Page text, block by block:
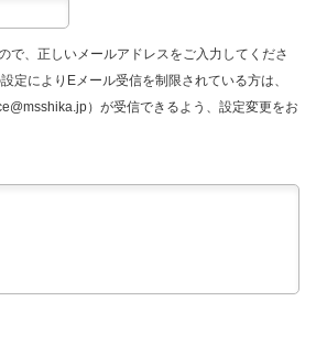
で、正しいメールアドレスをご入力してくださ
定によりEメール受信を制限されている方は、
）が受信できるよう、設定変更をお